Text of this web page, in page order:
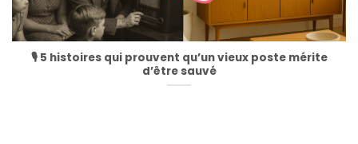
🎙️ 5 histoires qui prouvent qu’un vieux poste mérite
d’être sauvé